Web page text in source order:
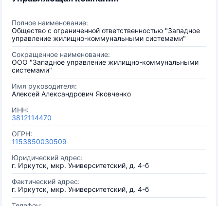
Полное наименование:
Общество с ограниченной ответственностью "Западное
управление жилищно-коммунальными системами"
Сокращенное наименование:
ООО "Западное управление жилищно-коммунальными
системами"
Имя руководителя:
Алексей Александрович Яковченко
ИНН:
3812114470
ОГРН:
1153850030509
Юридический адрес:
г. Иркутск, мкр. Университетский, д. 4-б
Фактический адрес:
г. Иркутск, мкр. Университетский, д. 4-б